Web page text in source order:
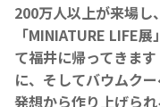
200万人以上が来場し
「MINIATURE LIFE
て福井に帰ってきま
に、そしてバウムク
発想から作り上げら